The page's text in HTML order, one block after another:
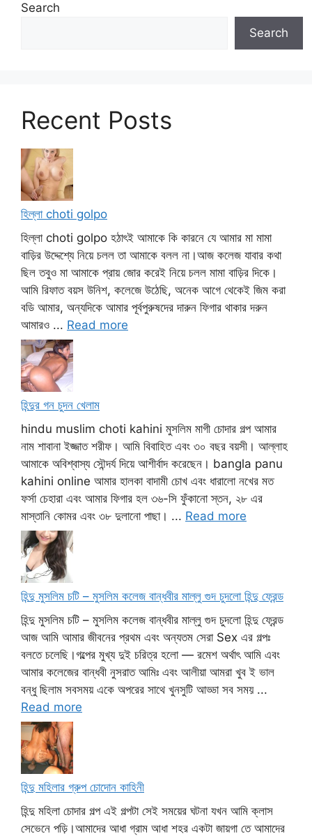
Search
Search
Recent Posts
হিল্লা choti golpo
হিল্লা choti golpo হঠাৎই আমাকে কি কারনে যে আমার মা মামা
বাড়ির উদ্দেশ্যে নিয়ে চলল তা আমাকে বলল না।আজ কলেজ যাবার কথা
ছিল তবুও মা আমাকে প্রায় জোর করেই নিয়ে চলল মামা বাড়ির দিকে।
আমি রিফাত বয়স উনিশ, কলেজে উঠেছি, অনেক আগে থেকেই জিম করা
বডি আমার, অন্যদিকে আমার পূর্বপুরুষদের দারুন ফিগার থাকার দরুন
আমারও ... Read more
হিন্দুর গন চুদন খেলাম
hindu muslim choti kahini মুসলিম মাগী চোদার গল্প আমার
নাম শাবানা ইজ্জাত শরীফ। আমি বিবাহিত এবং ৩০ বছর বয়সী। আল্লাহ
আমাকে অবিশ্বাস্য সৌন্দর্য দিয়ে আশীর্বাদ করেছেন। bangla panu
kahini online আমার হালকা বাদামী চোখ এবং ধারালো নখের মত
ফর্সা চেহারা এবং আমার ফিগার হল ৩৬-সি ফুঁকানো স্তন, ২৮ এর
মাস্তানি কোমর এবং ৩৮ দুলানো পাছা। ... Read more
হিন্দু মুসলিম চটি – মুসলিম কলেজ বান্ধবীর মাল্লু গুদ চুদলো হিন্দু ফ্রেন্ড
হিন্দু মুসলিম চটি – মুসলিম কলেজ বান্ধবীর মাল্লু গুদ চুদলো হিন্দু ফ্রেন্ড
আজ আমি আমার জীবনের প্রথম এবং অন্যতম সেরা Sex এর গল্পঃ
বলতে চলেছি।গল্পের মুখ্য দুই চরিত্র হলো — রমেশ অর্থাৎ আমি এবং
আমার কলেজের বান্ধবী নুসরাত আমিঃ এবং আলীয়া আমরা খুব ই ভাল
বন্ধু ছিলাম সবসময় একে অপরের সাথে খুনসুটি আড্ডা সব সময় ...
Read more
হিন্দু মহিলার গ্রুপ চোদোন কাহিনী
হিন্দু মহিলা চোদার গল্প এই গল্পটা সেই সময়ের ঘটনা যখন আমি ক্লাস
সেভেনে পড়ি।আমাদের আধা গ্রাম আধা শহর একটা জায়গা তে আমাদের